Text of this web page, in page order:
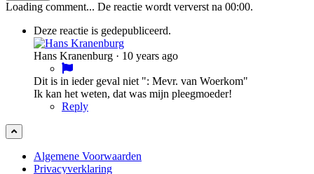
Loading comment... De reactie wordt ververst na 00:00.
Deze reactie is gedepubliceerd.
Hans Kranenburg · 10 years ago
Dit is in ieder geval niet ": Mevr. van Woerkom"
Ik kan het weten, dat was mijn pleegmoeder!
Reply
Algemene Voorwaarden
Privacyverklaring